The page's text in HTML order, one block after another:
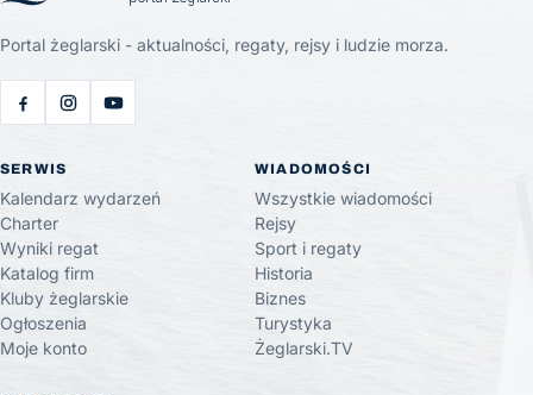
Portal żeglarski - aktualności, regaty, rejsy i ludzie morza.
SERWIS
Kalendarz wydarzeń
Charter
Wyniki regat
Katalog firm
Kluby żeglarskie
Ogłoszenia
Moje konto
WIADOMOŚCI
Wszystkie wiadomości
Rejsy
Sport i regaty
Historia
Biznes
Turystyka
Żeglarski.TV